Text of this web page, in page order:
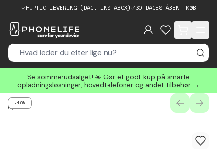
HURTIG LEVERING (DAO, INSTABOX) 30 DAGES ÅBENT KØB
items in cart,
Se sommerudsalget! ☀️ Gør et godt kup på smarte
opladningsløsninger, hovedtelefoner og andet tilbehør →
-18%
0/4